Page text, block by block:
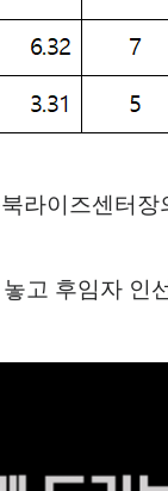
라이즈센터
놓고 후임자 인